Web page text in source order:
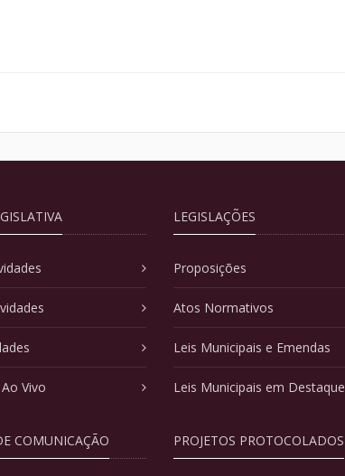
Vivo
COMUNICAÇÃO
LEGISLAÇÕES
Proposições
Atos Normativos
Leis Municipais e Emendas
Leis Municipais em Destaque
PROJETOS PROTOCOLADOS